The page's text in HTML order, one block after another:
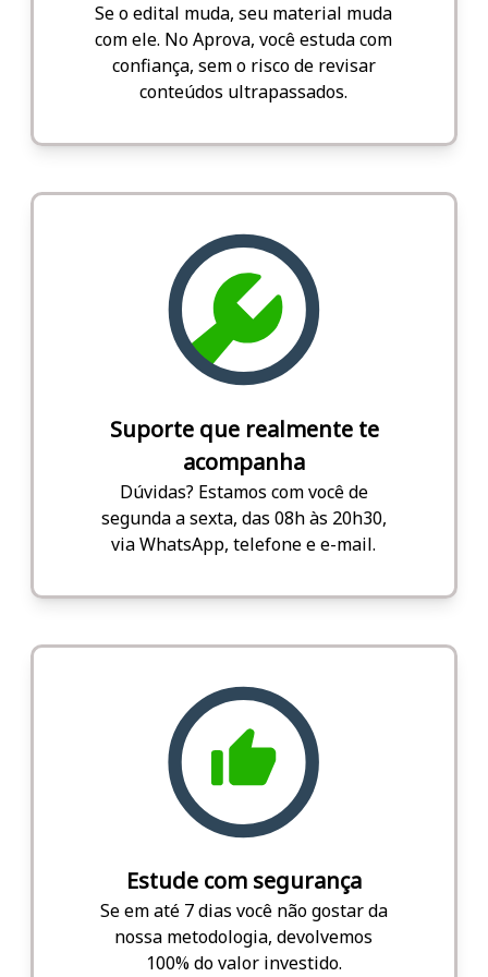
Se o edital muda, seu material muda
com ele. No Aprova, você estuda com
confiança, sem o risco de revisar
conteúdos ultrapassados.
Suporte que realmente te
acompanha
Dúvidas? Estamos com você de
segunda a sexta, das 08h às 20h30,
via WhatsApp, telefone e e-mail.
Estude com segurança
Se em até 7 dias você não gostar da
nossa metodologia, devolvemos
100% do valor investido.